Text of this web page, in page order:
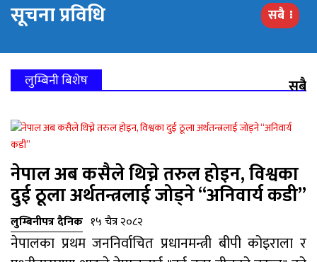
सूचना प्रविधि सबै
लुम्बिनी बिशेष सबै
नेपाल अब कसैले थिच्ने तरुल होइन, विश्वका
दुई ठूला अर्थतन्त्रलाई जोड्ने “अनिवार्य कडी”
लुम्बिनीपत्र दैनिक १५ चैत्र २०८२
नेपालका प्रथम जननिर्वाचित प्रधानमन्त्री बीपी कोइराला र